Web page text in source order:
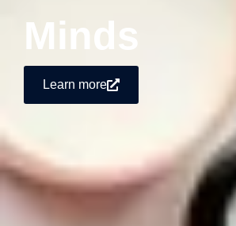
Minds
Learn more